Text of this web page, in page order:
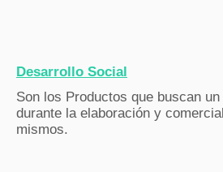
Desarrollo Social
Son los Productos que buscan
durante la elaboración y
mismos.